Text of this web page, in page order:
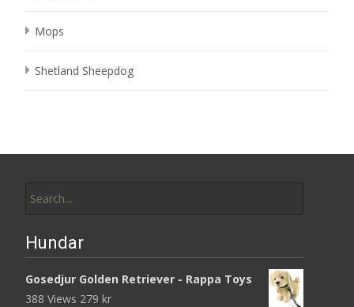
Mops
Shetland Sheepdog
for:
Hundar
Gosedjur Golden Retriever - Rappa Toys
388 Views 279 kr